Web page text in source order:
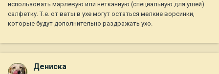
использовать марлевую или нетканную (специальную для ушей)
салфетку. Т.е. от ваты в ухе могут остаться мелкие ворсинки,
которые будут дополнительно раздражать ухо.
Дениска